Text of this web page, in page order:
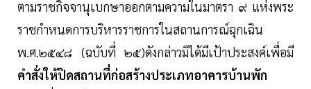
ตามราชกิจจานุเบกษาออกตามความในมาตรา ๙ แห่งพระ
ราชกำหนดการบริหารราชการในสถานการณ์ฉุกเฉิน
พ.ศ.๒๕๔๘ (ฉบับที่ ๒๕)ดังกล่าวมิได้มีเป้าประสงค์เพื่อมี
คำสั่งให้ปิดสถานที่ก่อสร้างประเภทอาคารบ้านพัก